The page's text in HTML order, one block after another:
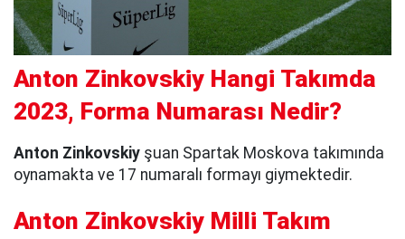
Anton Zinkovskiy Hangi Takımda
2023, Forma Numarası Nedir?
Anton Zinkovskiy şuan Spartak Moskova takımında
oynamakta ve 17 numaralı formayı giymektedir.
Anton Zinkovskiy Milli Takım